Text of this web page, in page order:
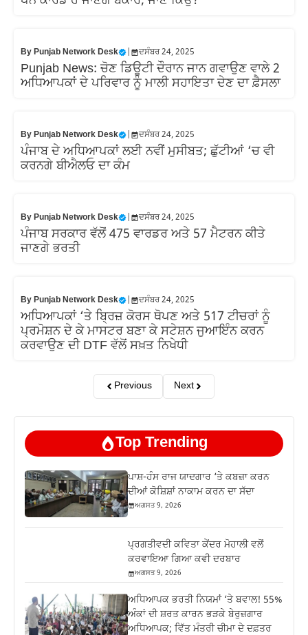
ByPunjab Network Desk ਦਸੰਬਰ 24, 2025
Punjab News: ਚੋਣ ਡਿਊਟੀ ਦੌਰਾਨ ਜਾਨ ਗਵਾਉਣ ਵਾਲੇ 2
ਅਧਿਆਪਕਾਂ ਦੇ ਪਰਿਵਾਰ ਨੂੰ ਮਾਲੀ ਸਹਾਇਤਾ ਦੇਣ ਦਾ ਫ਼ੈਸਲਾ
ByPunjab Network Desk ਦਸੰਬਰ 24, 2025
ਪੰਜਾਬ ਦੇ ਅਧਿਆਪਕਾਂ ਲਈ ਨਵੀਂ ਮੁਸੀਬਤ; ਛੁੱਟੀਆਂ ‘ਚ ਵੀ
ਕਰਨਗੇ ਬੀਐਲਓ ਦਾ ਕੰਮ
ByPunjab Network Desk ਦਸੰਬਰ 24, 2025
ਪੰਜਾਬ ਸਰਕਾਰ ਵੱਲੋਂ 475 ਵਾਰਡਰ ਅਤੇ 57 ਮੈਟਰਨ ਕੀਤੇ
ਜਾਣਗੇ ਭਰਤੀ
ByPunjab Network Desk ਦਸੰਬਰ 24, 2025
ਅਧਿਆਪਕਾਂ ‘ਤੇ ਬ੍ਰਿਜ਼ ਕੋਰਸ ਥੋਪਣ ਅਤੇ 517 ਟੀਚਰਾਂ ਨੂੰ
ਪ੍ਰਮੋਸ਼ਨ ਦੇ ਕੇ ਮਾਸਟਰ ਬਣਾ ਕੇ ਸਟੇਸ਼ਨ ਜੁਆਇੰਨ ਕਰਨ
ਕਰਵਾਉਣ ਦੀ DTF ਵੱਲੋਂ ਸਖ਼ਤ ਨਿਖੇਧੀ
Previous Next
Top Trending
ਪਾਸ਼-ਹੰਸ ਰਾਜ ਯਾਦਗਾਰ ‘ਤੇ ਕਬਜ਼ਾ ਕਰਨ
ਦੀਆਂ ਕੋਸ਼ਿਸ਼ਾਂ ਨਾਕਾਮ ਕਰਨ ਦਾ ਸੱਦਾ
ਅਗਸਤ 9, 2026
ਪ੍ਰਗਤੀਵਦੀ ਕਵਿਤਾ ਕੇਂਦਰ ਮੋਹਾਲੀ ਵਲੋਂ
ਕਰਵਾਇਆ ਗਿਆ ਕਵੀ ਦਰਬਾਰ
ਅਗਸਤ 9, 2026
ਅਧਿਆਪਕ ਭਰਤੀ ਨਿਯਮਾਂ ‘ਤੇ ਬਵਾਲ! 55%
ਅੰਕਾਂ ਦੀ ਸ਼ਰਤ ਕਾਰਨ ਭੜਕੇ ਬੇਰੁਜ਼ਗਾਰ
ਅਧਿਆਪਕ; ਵਿੱਤ ਮੰਤਰੀ ਚੀਮਾ ਦੇ ਦਫ਼ਤਰ